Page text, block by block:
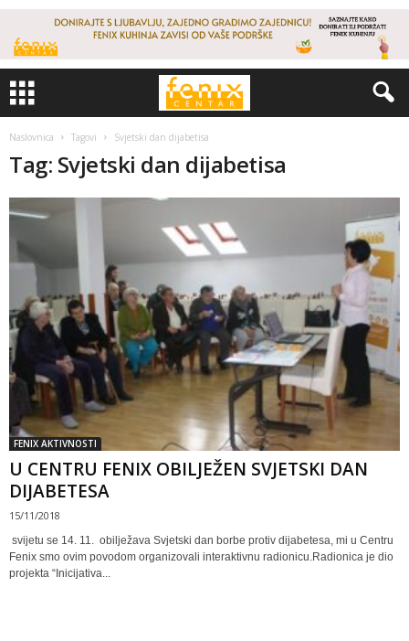
Naslovnica Tagovi Svjetski dan dijabetisa
Tag: Svjetski dan dijabetisa
FENIX AKTIVNOSTI
U CENTRU FENIX OBILJEŽEN SVJETSKI DAN
DIJABETESA
15/11/2018
svijetu se 14. 11. obilježava Svjetski dan borbe protiv dijabetesa, mi u Centru
Fenix smo ovim povodom organizovali interaktivnu radionicu.Radionica je dio
projekta “Inicijativa...